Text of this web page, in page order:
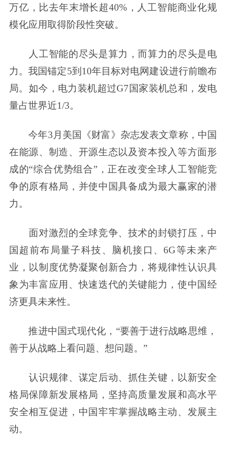
万亿，比去年末增长超40%，人工智能商业化规
模化应用取得阶段性突破。
人工智能的尽头是算力，而算力的尽头是电
力。我国锚定5到10年目标对电网建设进行前瞻布
局。如今，电力装机超过G7国家装机总和，发电
量占世界近1/3。
今年3月美国《财富》杂志发表文章称，中国
在能源、制造、开源生态以及资本投入等方面形
成的“综合优势组合”，正在改变全球人工智能竞
争的原有格局，并使中国具备成为最大赢家的潜
力。
面对激烈的全球竞争、技术的封锁打压，中
国超前布局量子科技、脑机接口、6G等未来产
业，以制度优势凝聚创新合力，将规律性认识具
象为丰富应用、快速迭代的关键能力，使中国经
济更具未来性。
推进中国式现代化，“要善于进行战略思维，
善于从战略上看问题、想问题。”
认识规律、谋定后动、抓住关键，以新安全
格局保障新发展格局，坚持高质量发展和高水平
安全相互促进，中国牢牢掌握战略主动、发展主
动。